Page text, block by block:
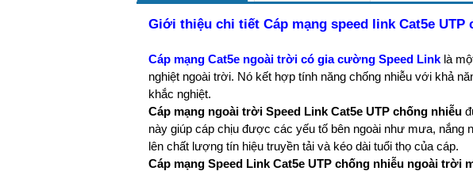
Giới thiệu chi tiết Cáp mạng speed link Cat5e
Cáp mạng Cat5e ngoài trời có gia cường Speed ​​Link là
nghiệt ngoài trời. Nó kết hợp tính năng chống nhiễu với khả
khắc nghiệt.
Cáp mạng ngoài trời Speed ​​Link Cat5e UTP chống nhiễu
này giúp cáp chịu được các yếu tố bên ngoài như mưa, nắng
lên chất lượng tín hiệu truyền tải và kéo dài tuổi thọ của cáp.
Cáp mạng Speed ​​Link Cat5e UTP chống nhiễu ngoài trời